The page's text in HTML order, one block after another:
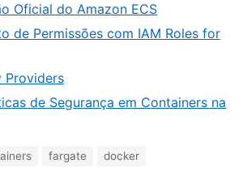
Oficial do Amazon ECS
de Permissões com IAM Roles for
Providers
de Segurança em Containers na
fargate
docker